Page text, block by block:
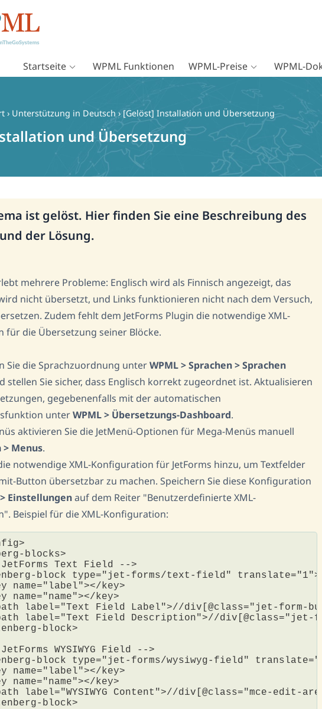
Startseite WPML Funktionen WPML-Preise WPML-
› Unterstützung in Deutsch › [Gelöst] Installation und Übersetzung
und Übersetzung
ist gelöst. Hier finden Sie eine Beschreibung des
der Lösung.
mehrere Probleme: Englisch wird als Finnisch angezeigt, das
nicht übersetzt, und Links funktionieren nicht nach dem Versuch,
Zudem fehlt dem JetForms Plugin die notwendige XML-
für die Übersetzung seiner Blöcke.
Sie die Sprachzuordnung unterWPML > Sprachen > Sprachen
stellen Sie sicher, dass Englisch korrekt zugeordnet ist. Aktualisieren
gegebenenfalls mit der automatischen
unterWPML > Übersetzungs-Dashboard.
aktivieren Sie die JetMenü-Optionen für Mega-Menüs manuell
> Menus.
notwendige XML-Konfiguration für JetForms hinzu, um Textfelder
Button übersetzbar zu machen. Speichern Sie diese Konfiguration
Einstellungenauf dem Reiter "Benutzerdefinierte XML-
Beispiel für die XML-Konfiguration:
blocks>
Text Field -->
block type="jet-forms/text-field" translate="1">
name="label"></key>
name="name"></key>
label="Text Field Label">//div[@class="jet-
label="Text Field Description">//div[@class="jet-
block>
WYSIWYG Field -->
block type="jet-forms/wysiwyg-field"
name="label"></key>
name="name"></key>
label="WYSIWYG Content">//div[@class="mce-edit-
block>